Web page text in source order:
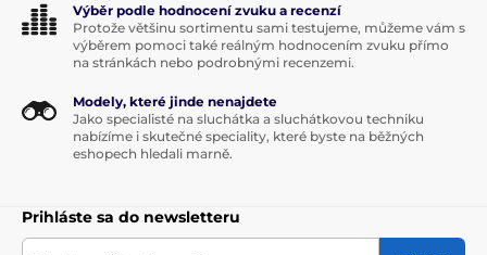
Certifikácia IP68:Kompletná prachotesnosť a
Underwater Sound Technology
Akustické ladenie meničov pre konzistentný
zvukový výstup pri plávaní.
Konštrukcia navrhnutá pre spoľahlivú prevádzku v
Výběr podle hodnocení zvuku a recenzí
Protože většinu sortimentu sami testujeme, můžeme vám s
výběrem pomoci také reálným hodnocením zvuku přímo
na stránkách nebo podrobnými recenzemi.
Modely, které jinde nenajdete
Jako specialisté na sluchátka a sluchátkovou techniku
nabízíme i skutečné speciality, které byste na běžných
eshopech hledali marně.
Prihláste sa do newsletteru